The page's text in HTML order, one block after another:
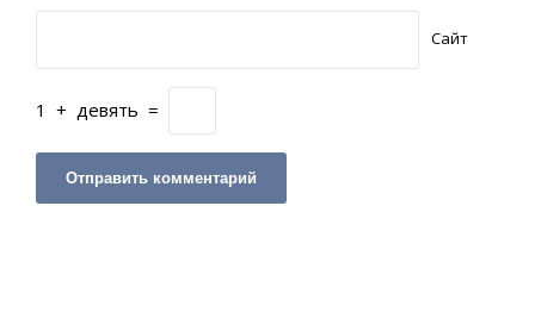
Сайт
1 + девять =